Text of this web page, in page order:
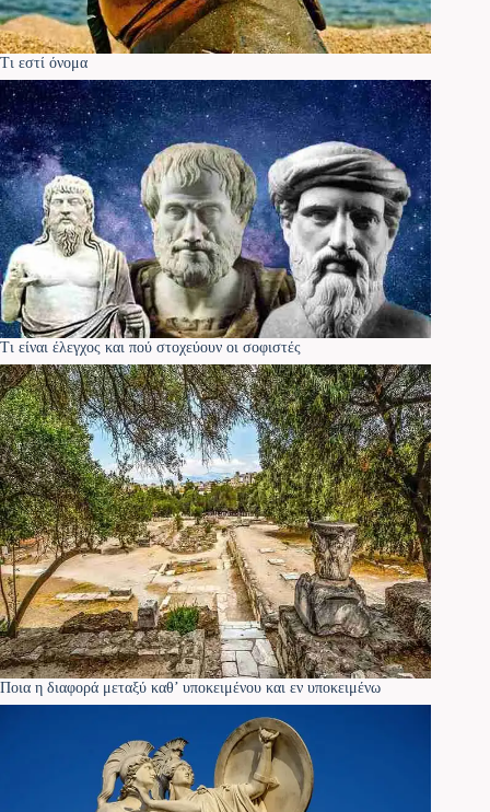
Τι εστί όνομα
Τι είναι έλεγχος και πού στοχεύουν οι σοφιστές
Ποια η διαφορά μεταξύ καθ’ υποκειμένου και εν υποκειμένω